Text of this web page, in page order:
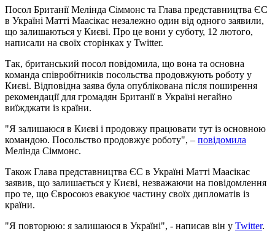
Посол Британії Мелінда Сіммонс та Глава представництва ЄС
в Україні Матті Маасікас незалежно один від одного заявили,
що залишаються у Києві. Про це вони у суботу, 12 лютого,
написали на своїх сторінках у Twitter.
Так, британський посол повідомила, що вона та основна
команда співробітників посольства продовжують роботу у
Києві. Відповідна заява була опублікована після поширення
рекомендації для громадян Британії в Україні негайно
виїжджати із країни.
"Я залишаюся в Києві і продовжу працювати тут із основною
командою. Посольство продовжує роботу", – повідомила
Мелінда Сіммонс.
Також Глава представництва ЄС в Україні Матті Маасікас
заявив, що залишається у Києві, незважаючи на повідомлення
про те, що Євросоюз евакуює частину своїх дипломатів із
країни.
"Я повторюю: я залишаюся в Україні", - написав він у Twitter.